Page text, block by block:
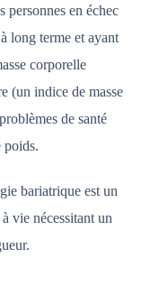
personnes en échec
long terme et ayant
corporelle
(un indice de masse
de santé
poids.
bariatrique est un
vie nécessitant un